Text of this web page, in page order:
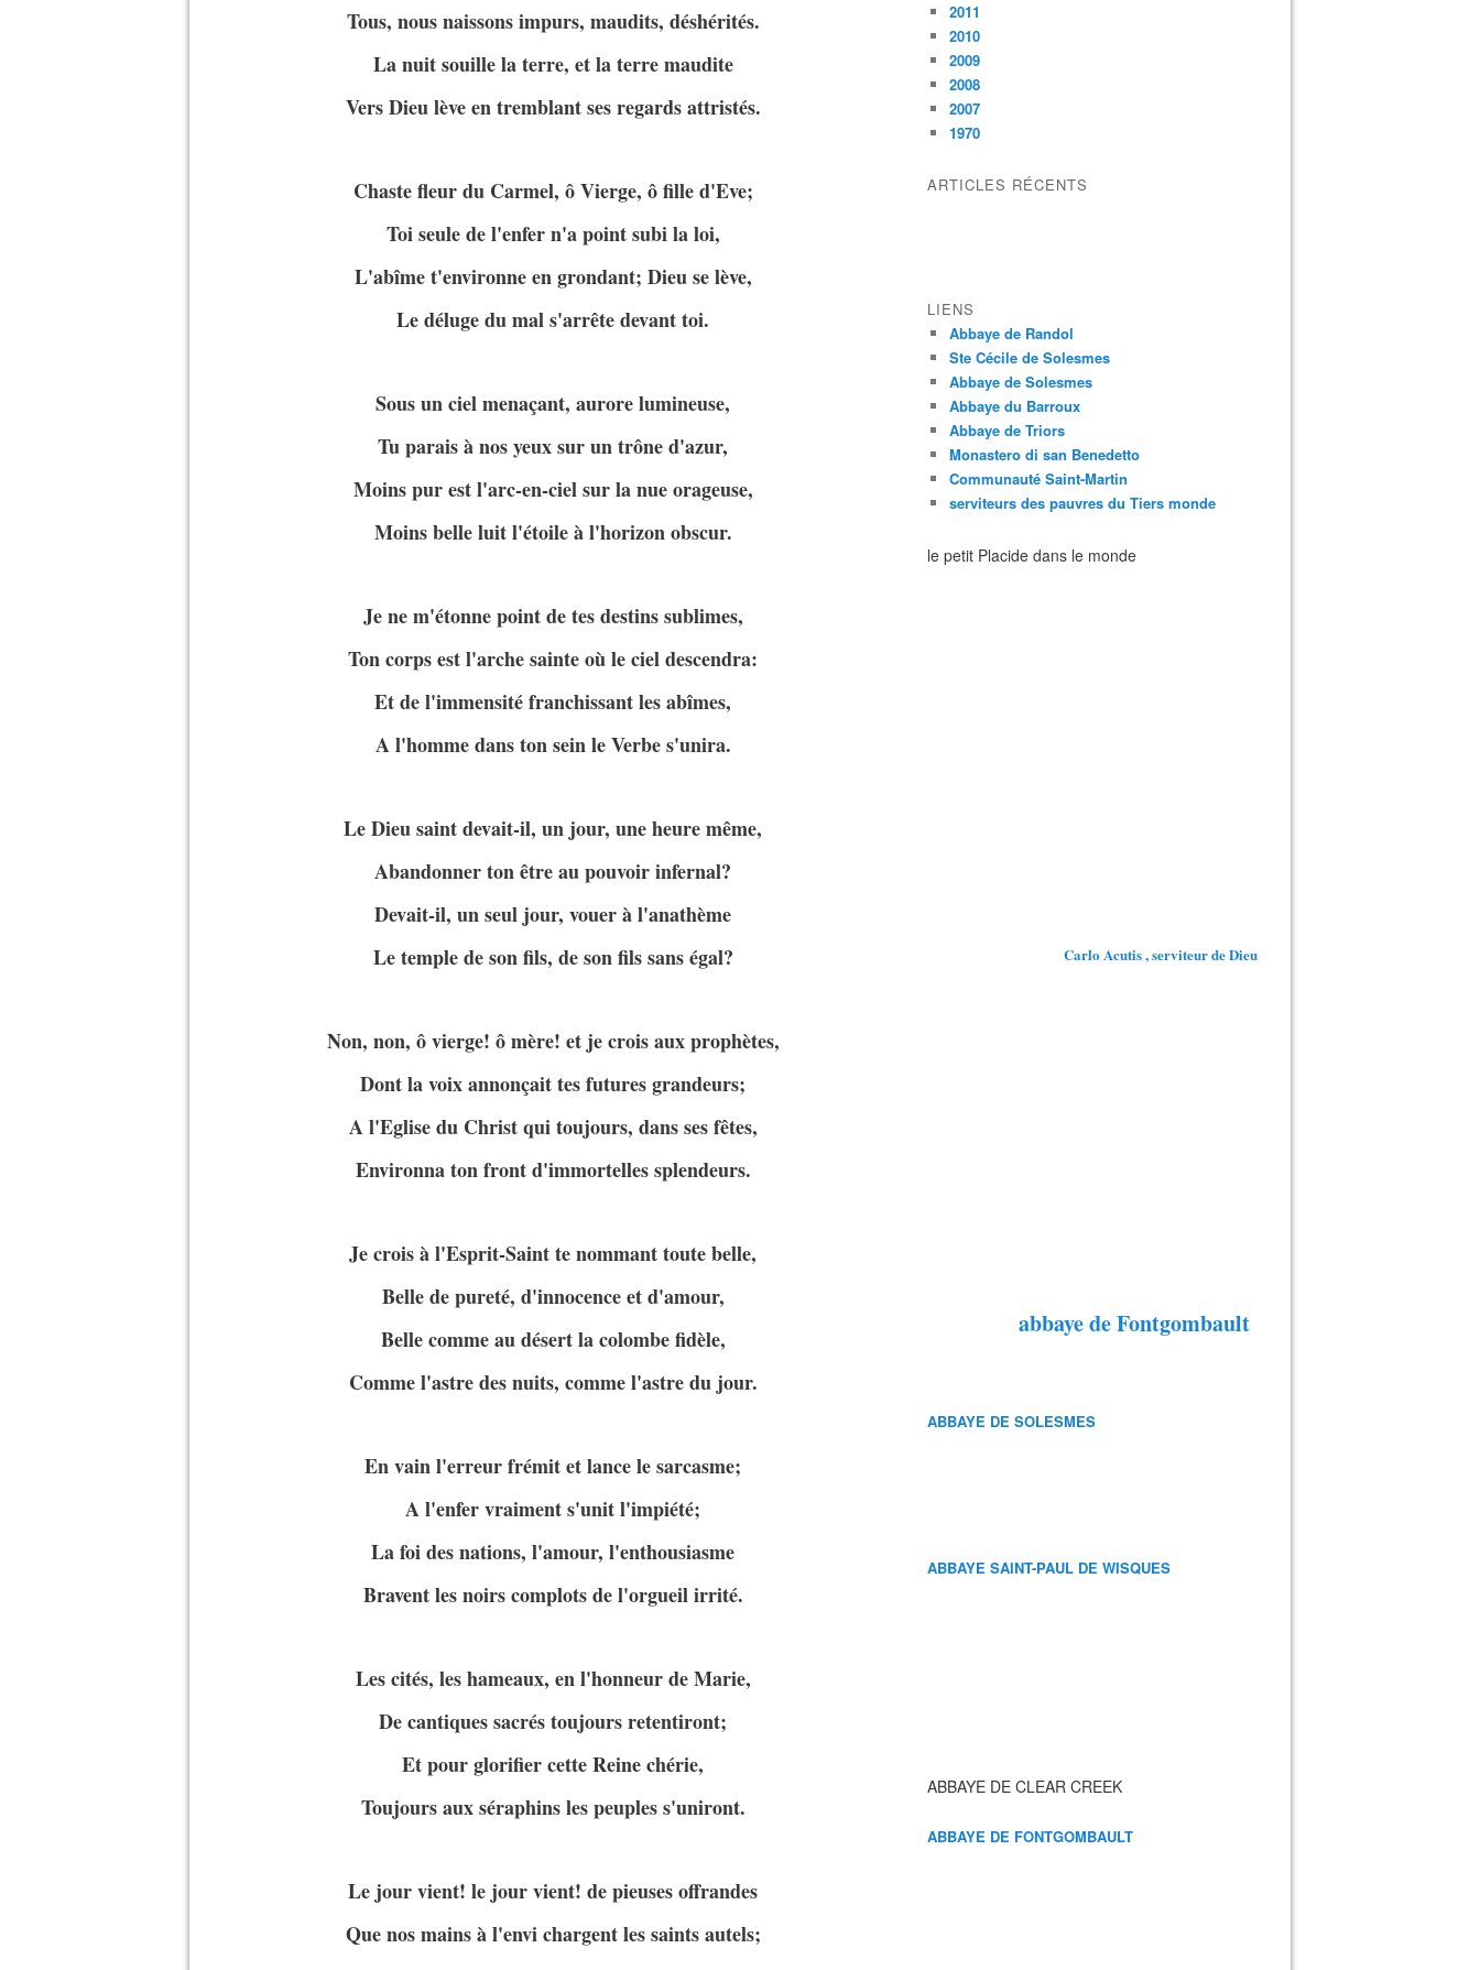
Tous, nous naissons impurs, maudits, déshérités.
La nuit souille la terre, et la terre maudite
Vers Dieu lève en tremblant ses regards attristés.
Chaste fleur du Carmel, ô Vierge, ô fille d'Eve;
Toi seule de l'enfer n'a point subi la loi,
L'abîme t'environne en grondant; Dieu se lève,
Le déluge du mal s'arrête devant toi.
Sous un ciel menaçant, aurore lumineuse,
Tu parais à nos yeux sur un trône d'azur,
Moins pur est l'arc-en-ciel sur la nue orageuse,
Moins belle luit l'étoile à l'horizon obscur.
Je ne m'étonne point de tes destins sublimes,
Ton corps est l'arche sainte où le ciel descendra:
Et de l'immensité franchissant les abîmes,
A l'homme dans ton sein le Verbe s'unira.
Le Dieu saint devait-il, un jour, une heure même,
Abandonner ton être au pouvoir infernal?
Devait-il, un seul jour, vouer à l'anathème
Le temple de son fils, de son fils sans égal?
Non, non, ô vierge! ô mère! et je crois aux prophètes,
Dont la voix annonçait tes futures grandeurs;
A l'Eglise du Christ qui toujours, dans ses fêtes,
Environna ton front d'immortelles splendeurs.
Je crois à l'Esprit-Saint te nommant toute belle,
Belle de pureté, d'innocence et d'amour,
Belle comme au désert la colombe fidèle,
Comme l'astre des nuits, comme l'astre du jour.
En vain l'erreur frémit et lance le sarcasme;
A l'enfer vraiment s'unit l'impiété;
La foi des nations, l'amour, l'enthousiasme
Bravent les noirs complots de l'orgueil irrité.
Les cités, les hameaux, en l'honneur de Marie,
De cantiques sacrés toujours retentiront;
Et pour glorifier cette Reine chérie,
Toujours aux séraphins les peuples s'uniront.
Le jour vient! le jour vient! de pieuses offrandes
Que nos mains à l'envi chargent les saints autels;
2011
2010
2009
2008
2007
1970
ARTICLES RÉCENTS
LIENS
Abbaye de Randol
Ste Cécile de Solesmes
Abbaye de Solesmes
Abbaye du Barroux
Abbaye de Triors
Monastero di san Benedetto
Communauté Saint-Martin
serviteurs des pauvres du Tiers monde
le petit Placide dans le monde
Carlo Acutis , serviteur de Dieu
abbaye de Fontgombault
ABBAYE DE SOLESMES
ABBAYE SAINT-PAUL DE WISQUES
ABBAYE DE CLEAR CREEK
ABBAYE DE FONTGOMBAULT